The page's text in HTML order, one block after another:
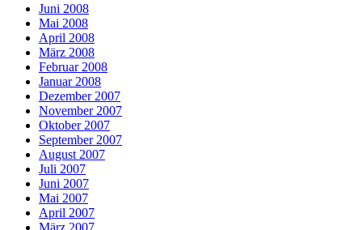
Juni 2008
Mai 2008
April 2008
März 2008
Februar 2008
Januar 2008
Dezember 2007
November 2007
Oktober 2007
September 2007
August 2007
Juli 2007
Juni 2007
Mai 2007
April 2007
März 2007